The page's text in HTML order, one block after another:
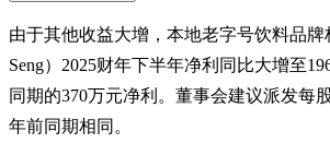
由于其他收益大增，本地老字号饮料品牌
Seng）2025财年下半年净利同比大增至
同期的370万元净利。董事会建议派发每
年前同期相同。